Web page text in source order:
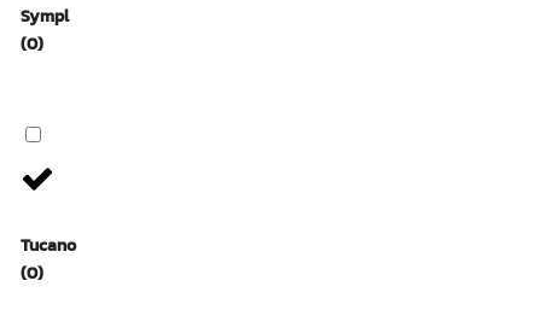
Sympl
(0)
Tucano
(0)